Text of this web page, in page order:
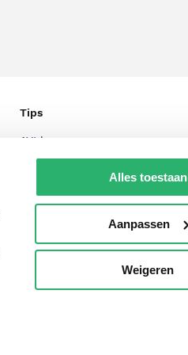
Alles toestaan
Aanpassen
Weigeren
Tips
AVI lezen
Boekenbon
De Nationale Voorleesdagen
Boekenweek
Wet op de Vaste Boekenprijs